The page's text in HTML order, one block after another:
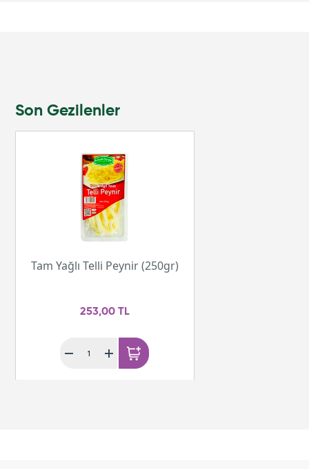
Son Gezilenler
Tam Yağlı Telli Peynir (250gr)
253,00 TL